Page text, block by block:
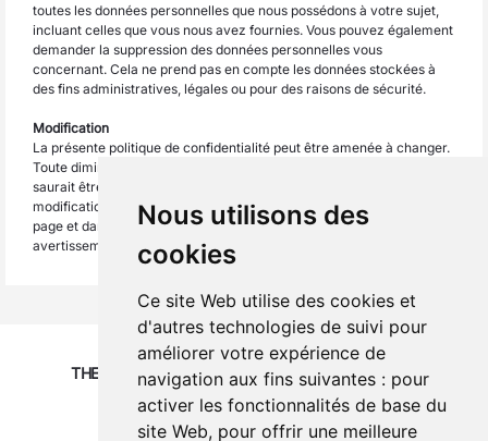
Nous utilisons des
cookies
Ce site Web utilise des cookies et
d'autres technologies de suivi pour
améliorer votre expérience de
navigation aux fins suivantes : pour
activer les fonctionnalités de base du
site Web, pour offrir une meilleure
toutes les données personnelles que nous possédons à votre sujet,
incluant celles que vous nous avez fournies. Vous pouvez également
demander la suppression des données personnelles vous
concernant. Cela ne prend pas en compte les données stockées à
des fins administratives, légales ou pour des raisons de sécurité.
Modification
La présente politique de confidentialité peut être amenée à changer.
Toute diminution de vos droits dans le cadre de cette politique ne
saurait être appliquée sans votre consentement exprès. Toute
modification des règles de confidentialité sera indiquée sur cette
page et dans le cas de modifications notoires, nous publierons un
avertissement et pourrons vous en notifier par email au besoin.
THEY TRUSTED US